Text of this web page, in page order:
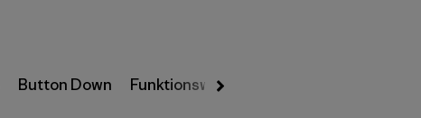
Button Down Funktionswäsche